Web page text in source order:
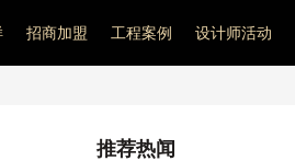
招商加盟 工程案例 设计师活动
推荐热闻